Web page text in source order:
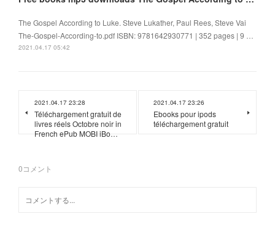
The Gospel According to Luke. Steve Lukather, Paul Rees, Steve Vai
The-Gospel-According-to.pdf ISBN: 9781642930771 | 352 pages | 9 …
2021.04.17 05:42
2021.04.17 23:28
Téléchargement gratuit de
livres réels Octobre noir in
French ePub MOBI iBo…
2021.04.17 23:26
Ebooks pour ipods
téléchargement gratuit
0コメント